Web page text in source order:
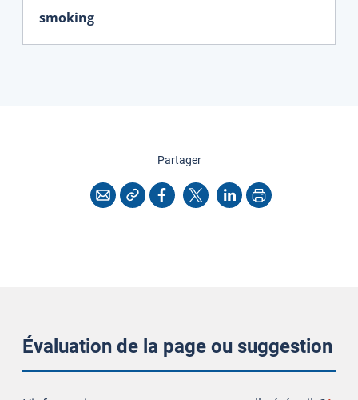
smoking
Partagercette page
CourrielCopier l'adresse
Facebook
X LinkedInImprimer
Évaluation de la page ou suggestion